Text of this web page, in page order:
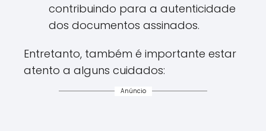
contribuindo para a autenticidade
dos documentos assinados.
Entretanto, também é importante estar
atento a alguns cuidados:
Anúncio